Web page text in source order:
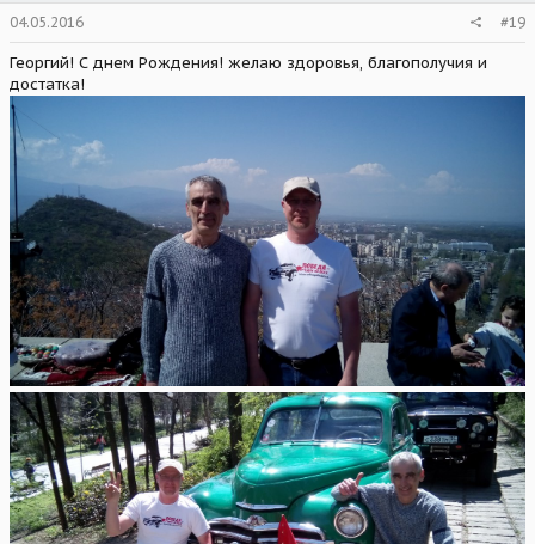
04.05.2016 #19
Георгий! С днем Рождения! желаю здоровья, благополучия и
достатка!